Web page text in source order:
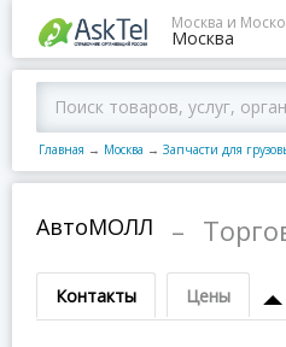
Москва и
Москва
Главная → Москва → Запчасти для
АвтоМОЛЛ –
Контакты Цены